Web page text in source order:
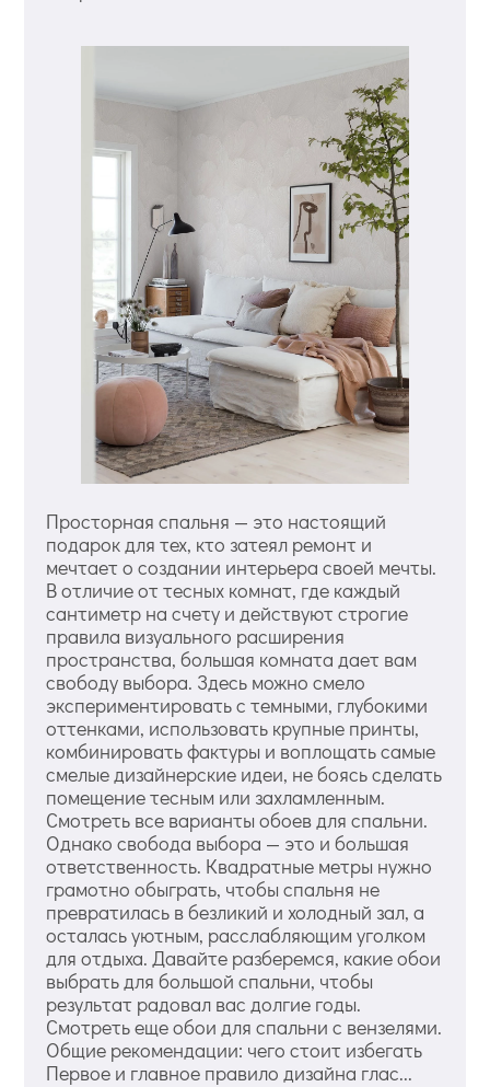
Просторная спальня — это настоящий
подарок для тех, кто затеял ремонт и
мечтает о создании интерьера своей мечты.
В отличие от тесных комнат, где каждый
сантиметр на счету и действуют строгие
правила визуального расширения
пространства, большая комната дает вам
свободу выбора. Здесь можно смело
экспериментировать с темными, глубокими
оттенками, использовать крупные принты,
комбинировать фактуры и воплощать самые
смелые дизайнерские идеи, не боясь сделать
помещение тесным или захламленным.
Смотреть все варианты обоев для спальни.
Однако свобода выбора — это и большая
ответственность. Квадратные метры нужно
грамотно обыграть, чтобы спальня не
превратилась в безликий и холодный зал, а
осталась уютным, расслабляющим уголком
для отдыха. Давайте разберемся, какие обои
выбрать для большой спальни, чтобы
результат радовал вас долгие годы.
Смотреть еще обои для спальни с вензелями.
Общие рекомендации: чего стоит избегать
Первое и главное правило дизайна глас...